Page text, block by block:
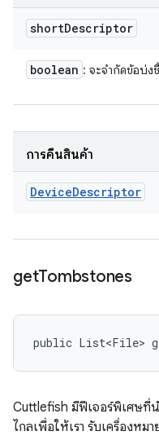
shortDescriptor
boolean : จะจำกัดข้อบ่ง
การคืนสินค้า
DeviceDescriptor
getTombstones
public List<File>
Cuttlefish มีฟีเจอร์พิเศษที่
ไกลเพื่อให้เรา รับเครื่องหม